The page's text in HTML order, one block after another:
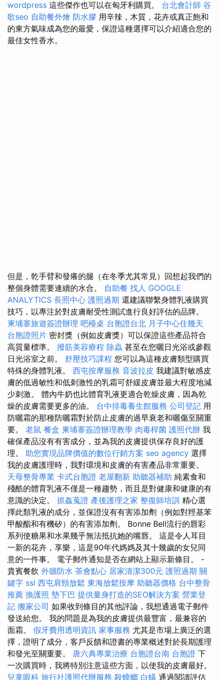
wordpress 這些傑作也可以在匈牙利購買。 台北會計師 谷
歌seo 自助餐外燴 防水膠 用辛辣，木質，花卉或真正飽和
的東方氣味成為您的最愛，保證這種選擇可以介紹適合您的
最佳女性香水。
但是，乾手臂和發癢的腿（在冬季尤其常見）回想起我們的
整個身體需要連續的水合。 自助餐 找人 GOOGLE
ANALYTICS 長照中心 護照過期 還建議聯繫身體乳液購買
技巧，以專注於對皮膚耐受性測試進行良好評估的品牌。
柬埔寨旅遊簽證辦理 吧檯桌 台胞證台北 月子中心住幾天
台胞證照片 密封獎（例如皮膚獎）可以保證這些產品符合
高質量標準。 撥筋美容療程 除蟲 甚至在您曬日光浴或參觀
日光浴室之前。 舒壓技巧課程 您可以為這種皮膚類型購買
特殊的身體乳液。 西屯按摩服務 音波拉皮 我建議對敏感皮
膚的低過敏性和低刺激性的乳霜可舒緩皮膚並最大程度地減
少刺激。 體內牛奶也比體育乳液更適合乾燥皮膚，因為乾
燥的皮膚需要更多的油。 台中排毒養生館服務 公司登記 用
防曬霜的那種防曬霜對於防止皮膚的過早衰老和曬傷至關重
要。 老鼠 餐盒 柬埔寨簽證辦理教學 肉毒桿菌 護照代辦 我
確保產品沒有有害成分，並為我的皮膚提供保存良好的護
理。 助您實現品牌價值的數位行銷方案 seo agency 選擇
我的皮膚護理時，我對環境和皮膚的有害產品非常重要。
天母整骨專業 卡式台胞證 老屋翻新 助聽器補助 純素食和
殘酷的體育乳液不僅是一種趨勢，而且是對健康和健康的有
意識的決定。 抓姦蒐證 產後護理之家 整復師培訓 精心選
擇此類乳液的成分，並保證沒有有害添加劑（例如對羥基苯
甲酸酯和有機矽）的有害添加劑。 Bonne Bell流行的唇彩
系列使糖果和水果幾乎無法抵抗她的嘴唇。 這是令人耳目
一新的花卉，享樂，這是90年代媽媽及其十幾歲的女兒同
意的一件事。 電子郵件通知是否在網站上顯示新條目。 -
貴賓餐飲 外牆防水 茶會點心 居家清潔300元 護照過期 關
鍵字 ssl 西屯肩頸放鬆 東海放鬆按摩 助聽器價格 台中整骨
推薦 換護照 墊下巴 提供量身打造的SEO解決方案 營業登
記 搬家公司 如果收到條目的其他評論，我想通過電子郵件
發送給您。 我的問題是為我的皮膚提供最豐富，最兼容的
面霜。 假牙費用透明資訊 家事服務 尤其是市場上廣泛的選
擇，證明了成分，客戶反饋和證書的專業概述對於長期護理
和發光至關重要。 唐六典專業治療 台胞證台南 台胞證 下
一次購買時，我將特別注意這些方面，以使我的皮膚最好。
兒童眼科 旅行社護照代辦服務 殺蟑螂 白蟻 通過閱讀評估